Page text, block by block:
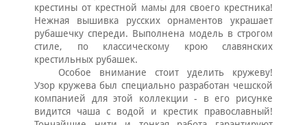
крестины от крестной мамы для своего крестника!
Нежная вышивка русских орнаментов украшает
рубашечку спереди. Выполнена модель в строгом
стиле, по классическому крою славянских
крестильных рубашек.
Особое внимание стоит уделить кружеву!
Узор кружева был специально разработан чешской
компанией для этой коллекции - в его рисунке
видится чаша с водой и крестик православный!